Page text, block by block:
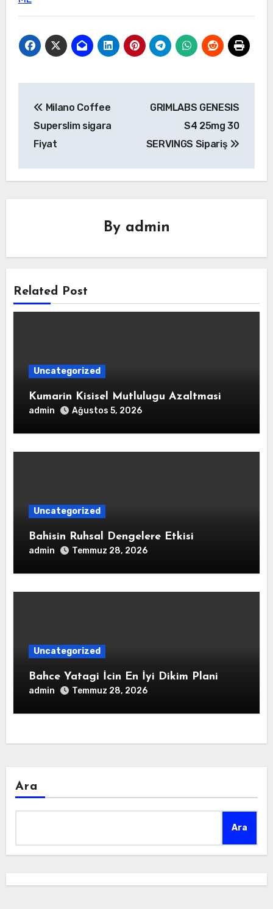
gezinmesi
Milano Coffee
Superslim sigara
Fiyat
GRIMLABS GENESIS
S4 25mg 30
SERVINGS Sipariş
By admin
Related Post
Uncategorized
Kumarin Kisisel Mutlulugu Azaltmasi
admin Ağustos 5, 2026
Uncategorized
Bahisin Ruhsal Dengelere Etkisi
admin Temmuz 28, 2026
Uncategorized
Bahce Yatagi İcin En İyi Dikim Plani
admin Temmuz 28, 2026
Ara
Ara